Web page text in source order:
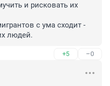
и рисковать их
с ума сходит -
людей.
+5 –0